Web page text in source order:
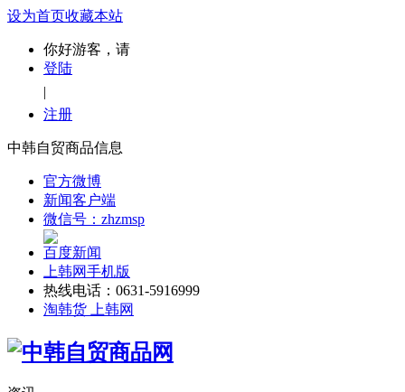
设为首页收藏本站
你好游客，请
登陆
|
注册
中韩自贸商品信息
官方微博
新闻客户端
微信号：zhzmsp
百度新闻
上韩网手机版
热线电话：0631-5916999
淘韩货 上韩网